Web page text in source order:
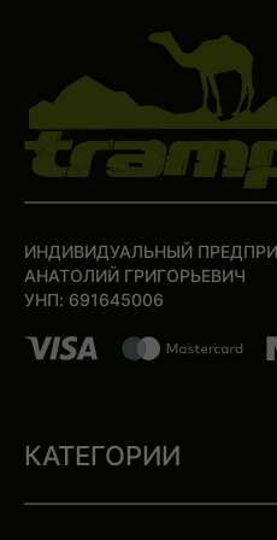
ИНДИВИДУАЛЬНЫЙ
АНАТОЛИЙ ГРИГОРЬЕВИЧ
УНП: 691645006
КАТЕГОРИИ